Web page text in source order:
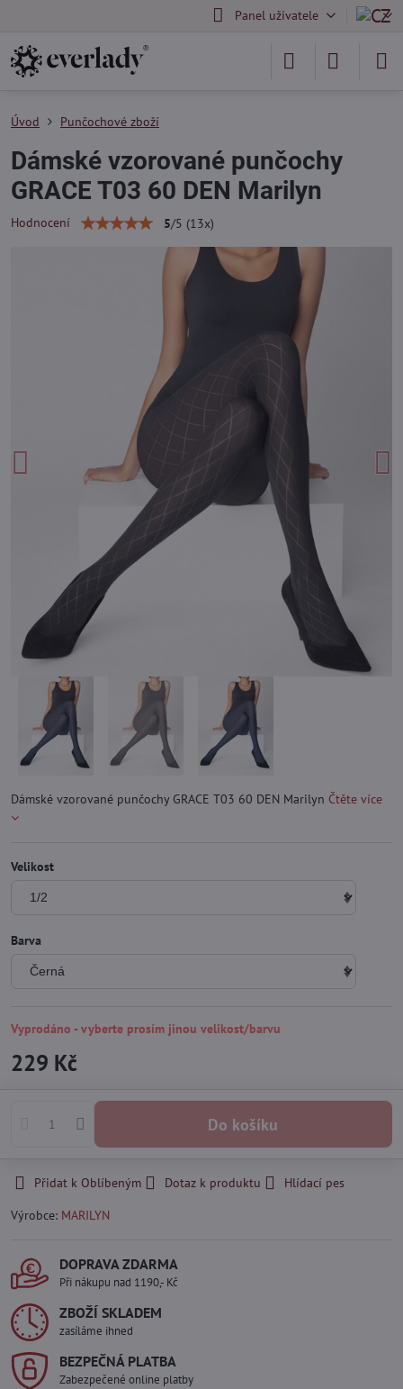
Panel uživatele
Úvod Punčochové zboží
Dámské vzorované punčochy
GRACE T03 60 DEN Marilyn
Hodnocení 5/5 (13x)
Dámské vzorované punčochy GRACE T03 60 DEN Marilyn Čtěte více
Velikost
Barva
Vyprodáno - vyberte prosím jinou velikost/barvu
229 Kč
Do košíku
Přidat k Oblíbeným Dotaz k produktu
Hlídací pes
Výrobce: MARILYN
DOPRAVA ZDARMA
Při nákupu nad 1190,- Kč
ZBOŽÍ SKLADEM
zasíláme ihned
BEZPEČNÁ PLATBA
Zabezpečené online platby